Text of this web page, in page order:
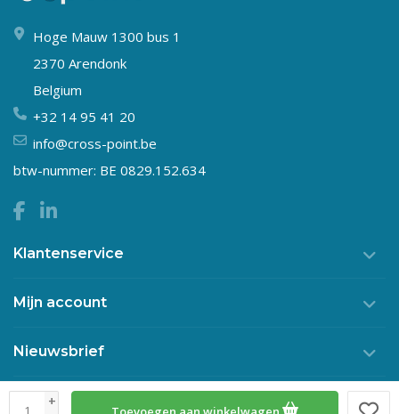
+
Hoge Mauw 1300 bus 1
2370 Arendonk
Belgium
+32 14 95 41 20
info@cross-point.be
btw-nummer: BE 0829.152.634
Klantenservice
Mijn account
Nieuwsbrief